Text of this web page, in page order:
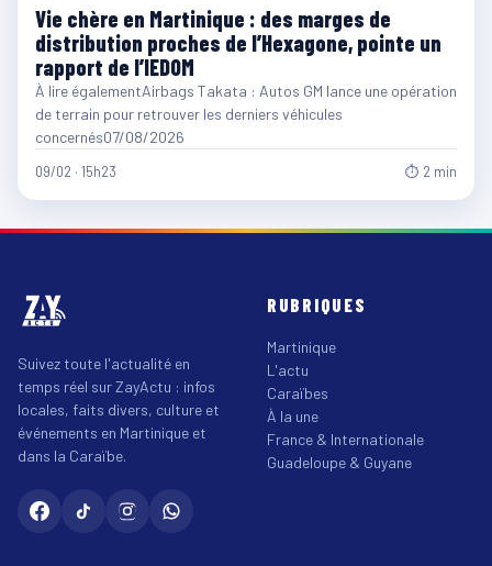
Vie chère en Martinique : des marges de
distribution proches de l’Hexagone, pointe un
rapport de l’IEDOM
À lire égalementAirbags Takata : Autos GM lance une opération
de terrain pour retrouver les derniers véhicules
concernés07/08/2026
09/02 · 15h23 ⏱ 2 min
Suivez toute l'actualité en
temps réel sur ZayActu : infos
locales, faits divers, culture et
événements en Martinique et
dans la Caraïbe.
RUBRIQUES
Martinique
L'actu
Caraïbes
À la une
France & Internationale
Guadeloupe & Guyane